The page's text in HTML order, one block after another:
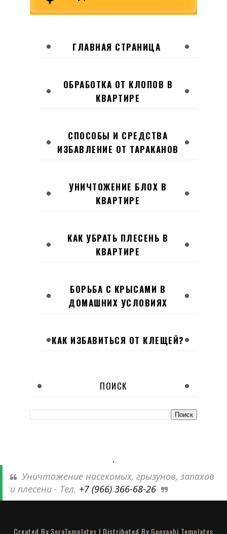
ГЛАВНАЯ СТРАНИЦА
ОБРАБОТКА ОТ КЛОПОВ В
КВАРТИРЕ
СПОСОБЫ И СРЕДСТВА
ИЗБАВЛЕНИЕ ОТ ТАРАКАНОВ
УНИЧТОЖЕНИЕ БЛОХ В
КВАРТИРЕ
КАК УБРАТЬ ПЛЕСЕНЬ В
КВАРТИРЕ
БОРЬБА С КРЫСАМИ В
ДОМАШНИХ УСЛОВИЯХ
КАК ИЗБАВИТЬСЯ ОТ КЛЕЩЕЙ?
ПОИСК
.
Уничтожение насекомых, грызунов, запахов
и плесени - Тел. +7 (966) 366-68-26
Created By SoraTemplates | Distributed By Gooyaabi Templates